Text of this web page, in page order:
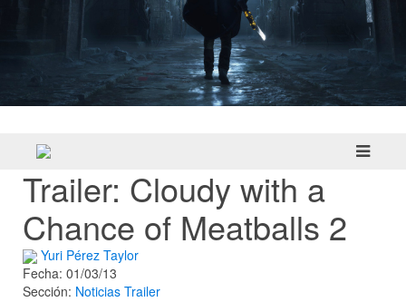
Trailer: Cloudy with a
Chance of Meatballs 2
Yuri Pérez Taylor
Fecha: 01/03/13
Sección: Noticias Trailer